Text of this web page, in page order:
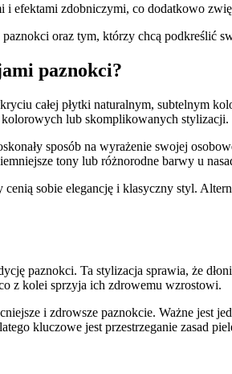
efektami zdobniczymi, co dodatkowo
oraz tym, którzy chcą podkreślić
paznokci?
całej płytki naturalnym, subtelnym
lub skomplikowanych stylizacji.
sposób na wyrażenie swojej
tony lub różnorodne barwy u
sobie elegancję i klasyczny styl.
paznokci. Ta stylizacja sprawia, że
z kolei sprzyja ich zdrowemu wzrostowi.
i zdrowsze paznokcie. Ważne jest
kluczowe jest przestrzeganie zasad